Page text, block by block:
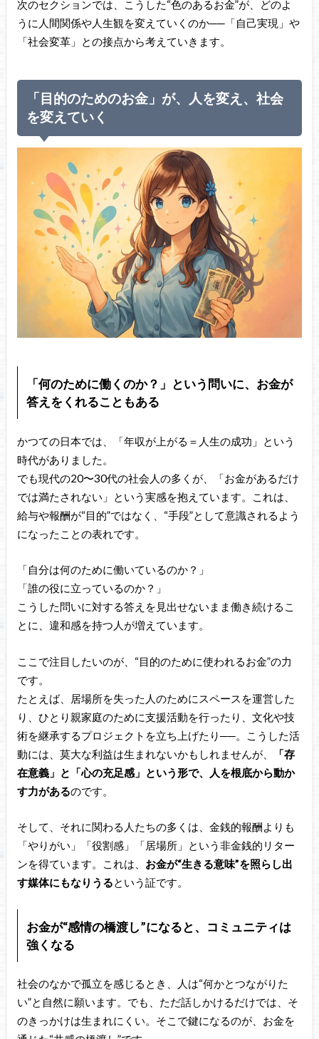
次のセクションでは、こうした“色のあるお金”が、どのよ
うに人間関係や人生観を変えていくのか──「自己実現」や
「社会変革」との接点から考えていきます。
「目的のためのお金」が、人を変え、社会
を変えていく
「何のために働くのか？」という問いに、お金が
答えをくれることもある
かつての日本では、「年収が上がる＝人生の成功」という
時代がありました。
でも現代の20〜30代の社会人の多くが、「お金があるだけ
では満たされない」という実感を抱えています。これは、
給与や報酬が“目的”ではなく、“手段”として意識されるよう
になったことの表れです。
「自分は何のために働いているのか？」
「誰の役に立っているのか？」
こうした問いに対する答えを見出せないまま働き続けるこ
とに、違和感を持つ人が増えています。
ここで注目したいのが、“目的のために使われるお金”の力
です。
たとえば、居場所を失った人のためにスペースを運営した
り、ひとり親家庭のために支援活動を行ったり、文化や技
術を継承するプロジェクトを立ち上げたり──。こうした活
動には、莫大な利益は生まれないかもしれませんが、
「存
在意義」と「心の充足感」という形で、人を根底から動か
す力があるのです。
そして、それに関わる人たちの多くは、金銭的報酬よりも
「やりがい」「役割感」「居場所」という非金銭的リター
ンを得ています。これは、 お金が“生きる意味”を照らし出
す媒体にもなりうるという証です。
お金が“感情の橋渡し”になると、コミュニティは
強くなる
社会のなかで孤立を感じるとき、人は“何かとつながりた
い”と自然に願います。でも、ただ話しかけるだけでは、そ
のきっかけは生まれにくい。そこで鍵になるのが、お金を